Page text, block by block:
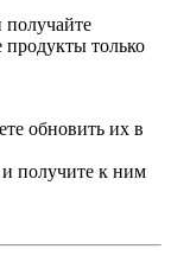
получайте
только
обновить их в
получите к ним